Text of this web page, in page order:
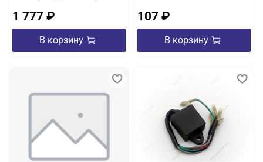
1 777 ₽
В корзину
107 ₽
В корзину